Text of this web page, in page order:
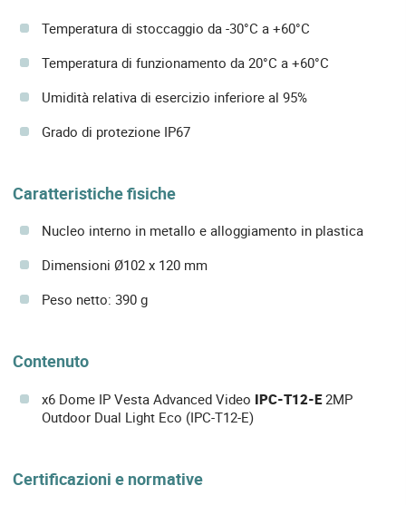
Temperatura di stoccaggio da -30°C a +60°C
Temperatura di funzionamento da 20°C a +60°C
Umidità relativa di esercizio inferiore al 95%
Grado di protezione IP67
Caratteristiche fisiche
Nucleo interno in metallo e alloggiamento in plastica
Dimensioni Ø102 x 120 mm
Peso netto: 390 g
Contenuto
x6 Dome IP Vesta Advanced Video IPC-T12-E2MP
Outdoor Dual Light Eco (IPC-T12-E)
Certificazioni e normative